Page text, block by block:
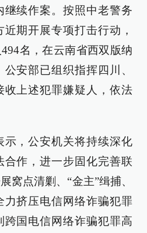
继续作案。按照中老警务
期开展专项打击行动，
名，在云南省西双版纳
安部已组织指挥四川、
收上述犯罪嫌疑人，依法
示，公安机关将持续深化
作，进一步固化完善联
窝点清剿、“金主”缉捕、
力挤压电信网络诈骗犯罪
国电信网络诈骗犯罪高